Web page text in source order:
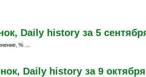
Daily history за 5
% ...
Daily history за 9 октября